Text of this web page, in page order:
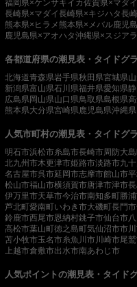
福岡県×ケンサキイカ佐賀県×マダイ
長崎県×マダイ長崎県×キジハタ長
熊本県×ヒラメ 熊本県×メバル鹿児
鹿児島県×アオハタ沖縄県×スジアラ
各都道府県の潮見表・タイドグ
北海道青森県岩手県秋田県宮城県
新潟県富山県石川県福井県愛知県
広島県岡山県山口県鳥取県島根県
熊本県大分県宮崎県鹿児島県沖縄県
人気市町村の潮見表・タイドグ
明石市浜松市糸島市長崎市周防大
北九州市木更津市姫路市淡路市九
名古屋市呉市延岡市志摩市館山市
松山市福山市横須賀市唐津市津市
伊万里市天草市今治市南知多町勝
芦北町愛南町いわき市大磯町長門市
鈴鹿市西尾市恩納村銚子市仙台市
高松市葉山町徳之島町気仙沼市市
苫小牧市玉名市糸魚川市川崎市尾
上越市倉敷市出水市南あわじ市
人気ポイントの潮見表・タイド